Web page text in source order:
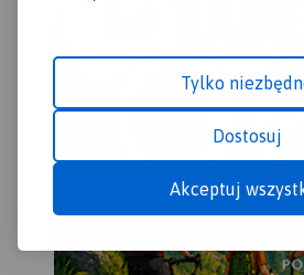
Tylko
Dostosuj
Akceptuj
Rok wydania 2023